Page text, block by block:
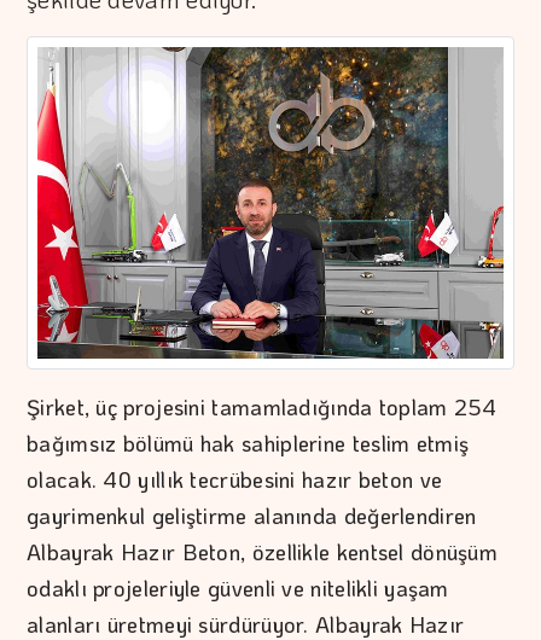
Şirket, üç projesini tamamladığında toplam 254
bağımsız bölümü hak sahiplerine teslim etmiş
olacak. 40 yıllık tecrübesini hazır beton ve
gayrimenkul geliştirme alanında değerlendiren
Albayrak Hazır Beton, özellikle kentsel dönüşüm
odaklı projeleriyle güvenli ve nitelikli yaşam
alanları üretmeyi sürdürüyor. Albayrak Hazır